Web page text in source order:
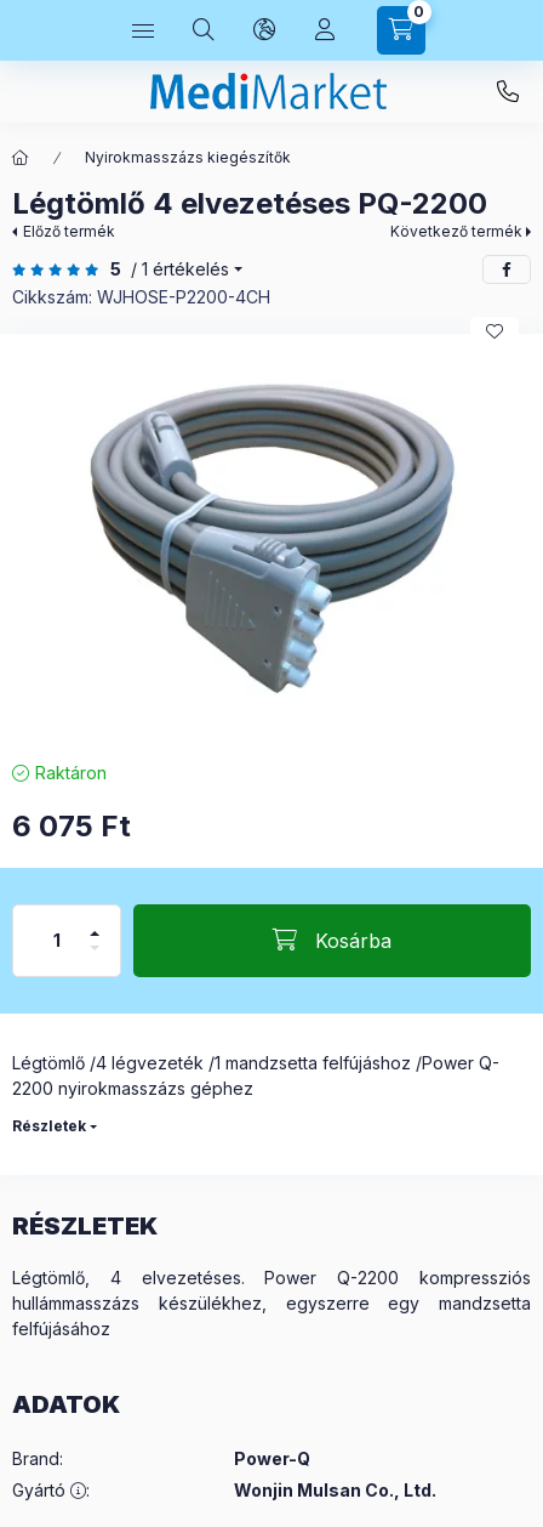
0
Nyirokmasszázs kiegészítők
Légtömlő 4 elvezetéses PQ-2200
Előző termék Következő termék
5 / 1 értékelés
Cikkszám: WJHOSE-P2200-4CH
Raktáron
6 075 Ft
Kosárba
Légtömlő /4 légvezeték /1 mandzsetta felfújáshoz /Power Q-
2200 nyirokmasszázs géphez
Részletek
RÉSZLETEK
Légtömlő, 4 elvezetéses. Power Q-2200 kompressziós
hullámmasszázs készülékhez, egyszerre egy mandzsetta
felfújásához
ADATOK
Brand:
Power-Q
Gyártó
: Wonjin Mulsan Co., Ltd.